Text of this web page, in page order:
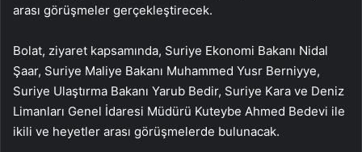
arası görüşmeler gerçekleştirecek.
Bolat, ziyaret kapsamında, Suriye Ekonomi Bakanı Nidal
Şaar, Suriye Maliye Bakanı Muhammed Yusr Berniyye,
Suriye Ulaştırma Bakanı Yarub Bedir, Suriye Kara ve Deniz
Limanları Genel İdaresi Müdürü Kuteybe Ahmed Bedevi ile
ikili ve heyetler arası görüşmelerde bulunacak.